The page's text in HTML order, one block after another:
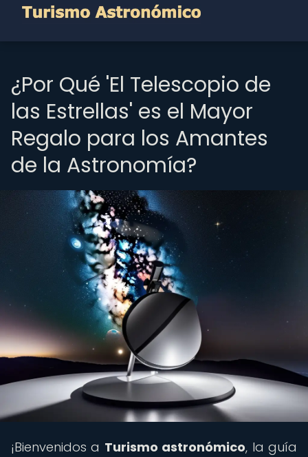
¿Por Qué 'El Telescopio de
las Estrellas' es el Mayor
Regalo para los Amantes
de la Astronomía?
¡Bienvenidos a Turismo astronómico, la guía